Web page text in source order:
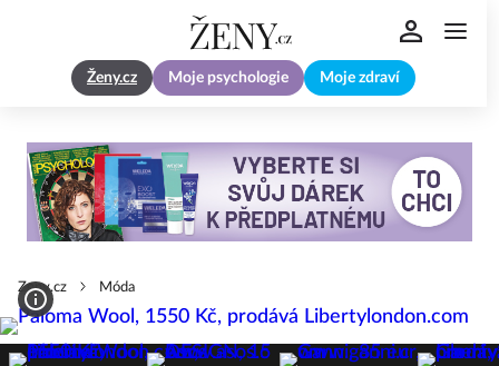
Ženy.cz Moje psychologie Moje zdraví
Zeny.cz Móda